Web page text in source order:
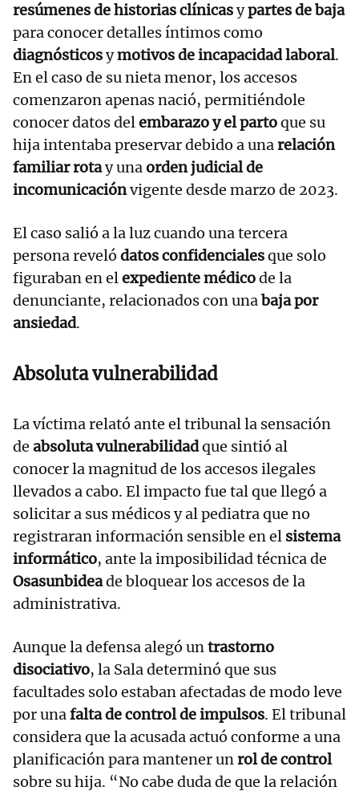
resúmenes de historias clínicasypartes de baja
para conocer detalles íntimos como
diagnósticosymotivos de incapacidad laboral.
En el caso de su nieta menor, los accesos
comenzaron apenas nació, permitiéndole
conocer datos delembarazo y el partoque su
hija intentaba preservar debido a unarelación
familiar rotay unaorden judicial de
incomunicaciónvigente desde marzo de 2023.
El caso salió a la luz cuando una tercera
persona reveló datos confidencialesque solo
figuraban en elexpediente médicode la
denunciante, relacionados con unabaja por
ansiedad.
Absoluta vulnerabilidad
La víctima relató ante el tribunal la sensación
de absoluta vulnerabilidadque sintió al
conocer la magnitud de los accesos ilegales
llevados a cabo. El impacto fue tal que llegó a
solicitar a sus médicos y al pediatra que no
registraran información sensible en el sistema
informático, ante la imposibilidad técnica de
Osasunbideade bloquear los accesos de la
administrativa.
Aunque la defensa alegó untrastorno
disociativo, la Sala determinó que sus
facultades solo estaban afectadas de modo leve
por unafalta de control de impulsos. El tribunal
considera que la acusada actuó conforme a una
planificación para mantener unrol de control
sobre su hija. “No cabe duda de que la relación